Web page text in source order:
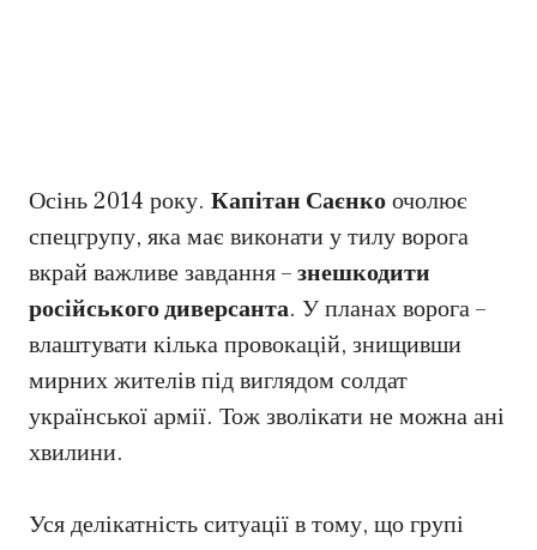
Осінь 2014 року. Капітан Саєнкоочолює
спецгрупу, яка має виконати у тилу ворога
вкрай важливе завдання –знешкодити
російського диверсанта. У планах ворога –
влаштувати кілька провокацій, знищивши
мирних жителів під виглядом солдат
української армії. Тож зволікати не можна ані
хвилини.
Уся делікатність ситуації в тому, що групі